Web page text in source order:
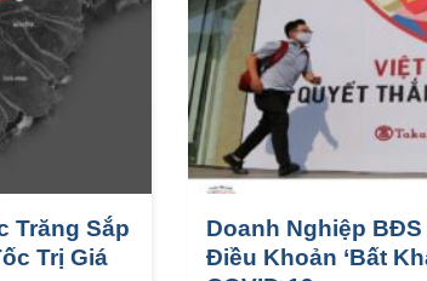
Trăng Sắp
Trị Giá
Doanh Nghiệp
Điều Khoản ‘Bất